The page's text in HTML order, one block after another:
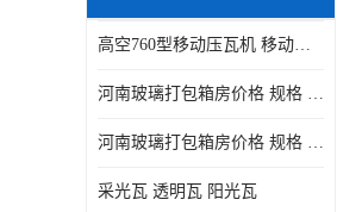
高空760型移动压瓦机 移动升降制瓦设备租赁选郑州鑫纵
河南玻璃打包箱房价格 规格 鑫纵建材按需定制
河南玻璃打包箱房价格 规格 鑫纵建材批发
采光瓦 透明瓦 阳光瓦